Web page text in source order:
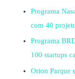
Programa
com 40
Programa
100 startups
Orion Parque